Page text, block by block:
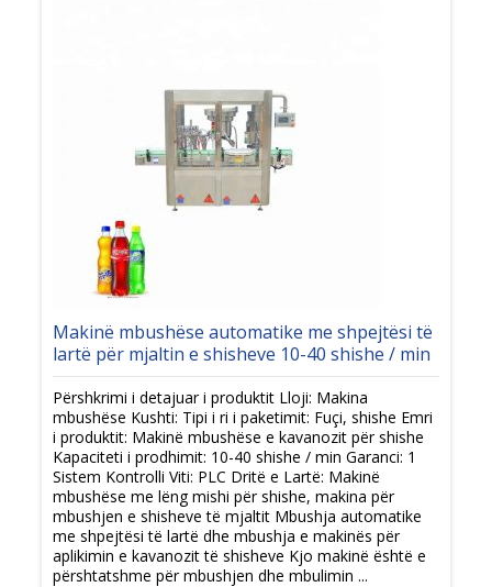
Makinë mbushëse automatike me shpejtësi të
lartë për mjaltin e shisheve 10-40 shishe / min
Përshkrimi i detajuar i produktit Lloji: Makina
mbushëse Kushti: Tipi i ri i paketimit: Fuçi, shishe Emri
i produktit: Makinë mbushëse e kavanozit për shishe
Kapaciteti i prodhimit: 10-40 shishe / min Garanci: 1
Sistem Kontrolli Viti: PLC Dritë e Lartë: Makinë
mbushëse me lëng mishi për shishe, makina për
mbushjen e shisheve të mjaltit Mbushja automatike
me shpejtësi të lartë dhe mbushja e makinës për
aplikimin e kavanozit të shisheve Kjo makinë është e
përshtatshme për mbushjen dhe mbulimin ...